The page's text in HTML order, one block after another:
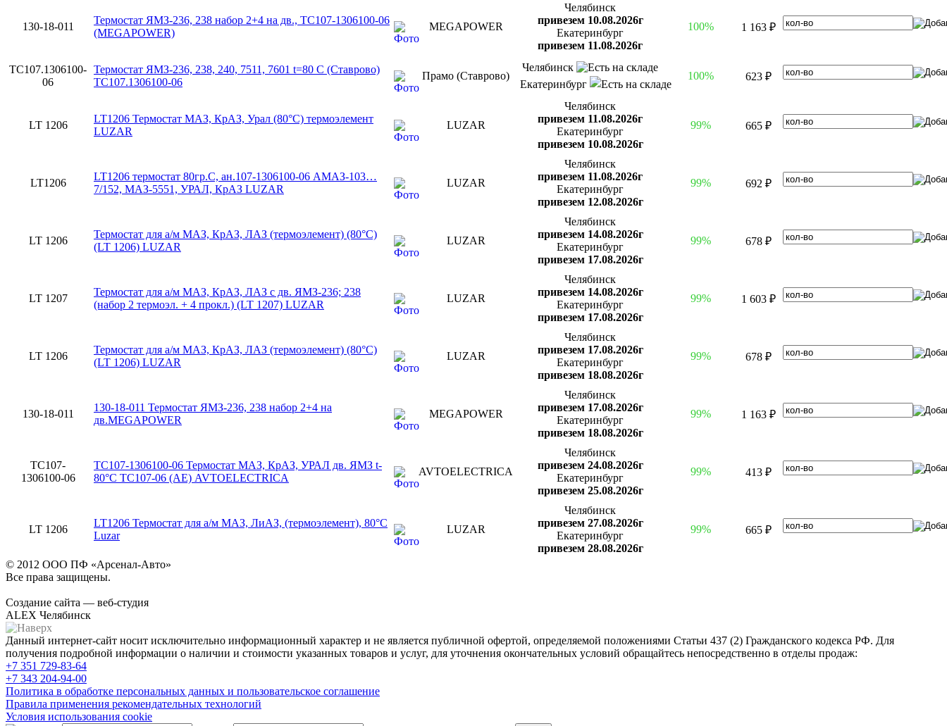
130-18-011
Термостат ЯМЗ-236, 238 набор 2+4 на дв., ТС107-1306100-06
(MEGAPOWER)
MEGAPOWER
Челябинск
привезем 10.08.2026г
Екатеринбург
привезем 11.08.2026г
100% 1 163 ₽
ТС107.1306100-
06
Термостат ЯМЗ-236, 238, 240, 7511, 7601 t=80 С (Ставрово)
ТС107.1306100-06
Прамо (Ставрово)
Челябинск
Екатеринбург
100% 623 ₽
LT 1206
LT1206 Термостат МАЗ, КрАЗ, Урал (80°С) термоэлемент
LUZAR
LUZAR
Челябинск
привезем 11.08.2026г
Екатеринбург
привезем 10.08.2026г
99% 665 ₽
LT1206
LT1206 термостат 80гр.С, ан.107-1306100-06 АМАЗ-103…
7/152, МАЗ-5551, УРАЛ, КрАЗ LUZAR
LUZAR
Челябинск
привезем 11.08.2026г
Екатеринбург
привезем 12.08.2026г
99% 692 ₽
LT 1206
Термостат для а/м МАЗ, КрАЗ, ЛАЗ (термоэлемент) (80°С)
(LT 1206) LUZAR
LUZAR
Челябинск
привезем 14.08.2026г
Екатеринбург
привезем 17.08.2026г
99% 678 ₽
LT 1207
Термостат для а/м МАЗ, КрАЗ, ЛАЗ c дв. ЯМЗ-236; 238
(набор 2 термоэл. + 4 прокл.) (LT 1207) LUZAR
LUZAR
Челябинск
привезем 14.08.2026г
Екатеринбург
привезем 17.08.2026г
99% 1 603 ₽
LT 1206
Термостат для а/м МАЗ, КрАЗ, ЛАЗ (термоэлемент) (80°С)
(LT 1206) LUZAR
LUZAR
Челябинск
привезем 17.08.2026г
Екатеринбург
привезем 18.08.2026г
99% 678 ₽
130-18-011
130-18-011 Термостат ЯМЗ-236, 238 набор 2+4 на
дв.MEGAPOWER
MEGAPOWER
Челябинск
привезем 17.08.2026г
Екатеринбург
привезем 18.08.2026г
99% 1 163 ₽
ТС107-
1306100-06
ТС107-1306100-06 Термостат МАЗ, КрАЗ, УРАЛ дв. ЯМЗ t-
80°С ТС107-06 (АЕ) AVTOELECTRICA
AVTOELECTRICA
Челябинск
привезем 24.08.2026г
Екатеринбург
привезем 25.08.2026г
99% 413 ₽
LT 1206
LT1206 Термостат для а/м МАЗ, ЛиАЗ, (термоэлемент), 80°С
Luzar
LUZAR
Челябинск
привезем 27.08.2026г
Екатеринбург
привезем 28.08.2026г
99% 665 ₽
© 2012 ООО ПФ «Арсенал-Авто»
Все права защищены.
Создание сайта — веб-студия
ALEX Челябинск
Данный интернет-сайт носит исключительно информационный характер и не является публичной офертой, определяемой положениями Статьи 437 (2) Гражданского кодекса РФ. Для
получения подробной информации о наличии и стоимости указанных товаров и услуг, для уточнения окончательных условий обращайтесь непосредственно в отделы продаж:
+7 351 729-83-64
+7 343 204-94-00
Политика в обработке персональных данных и пользовательское соглашение
Правила применения рекомендательных технологий
Условия использования cookie